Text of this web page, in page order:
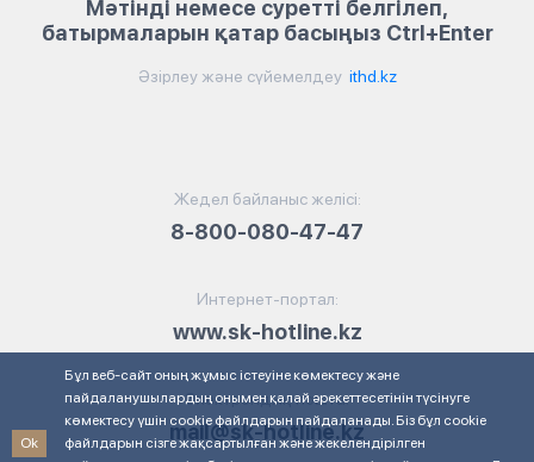
Мәтінді немесе суретті белгілеп,
батырмаларын қатар басыңыз Ctrl+Enter
Әзірлеу және сүйемелдеу ithd.kz
Жедел байланыс желісі:
8-800-080-47-47
Интернет-портал:
www.sk-hotline.kz
Электрондық пошта:
mail@sk-hotline.kz
Ok
Бұл веб-сайт оның жұмыс істеуіне көмектесу және
пайдаланушылардың онымен қалай әрекеттесетінін түсінуге
көмектесу үшін cookie файлдарын пайдаланады. Біз бұл cookie
файлдарын сізге жақсартылған және жекелендірілген